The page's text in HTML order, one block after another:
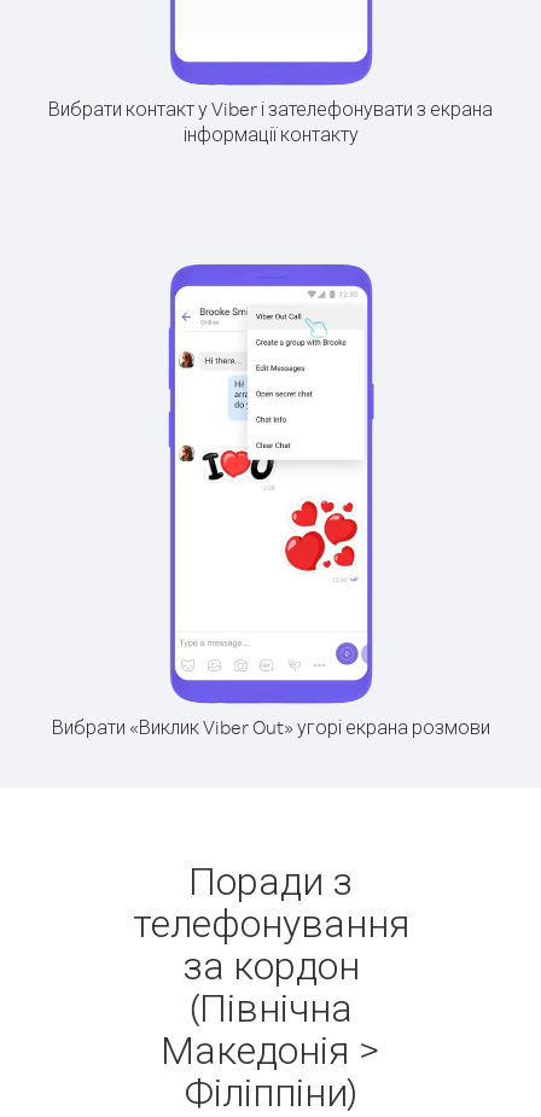
Вибрати контакт у Viber і зателефонувати з екрана
інформації контакту
Вибрати «Виклик Viber Out» угорі екрана розмови
Поради з
телефонування
за кордон
(Північна
Македонія >
Філіппіни)